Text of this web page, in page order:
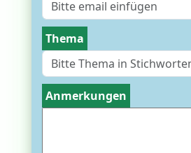
Thema
Anmerkungen